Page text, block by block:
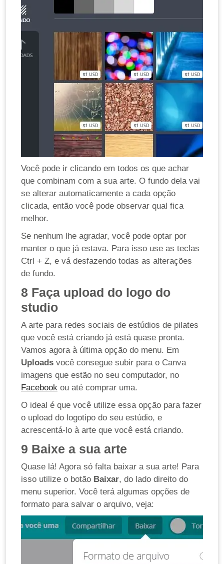
Você pode ir clicando em todos os que achar
que combinam com a sua arte. O fundo dela vai
se alterar automaticamente a cada opção
clicada, então você pode observar qual fica
melhor.
Se nenhum lhe agradar, você pode optar por
manter o que já estava. Para isso use as teclas
Ctrl + Z, e vá desfazendo todas as alterações
de fundo.
8 Faça upload do logo do
studio
A arte para redes sociais de estúdios de pilates
que você está criando já está quase pronta.
Vamos agora à última opção do menu. Em
Uploads você consegue subir para o Canva
imagens que estão no seu computador, no
Facebook ou até comprar uma.
O ideal é que você utilize essa opção para fazer
o upload do logotipo do seu estúdio, e
acrescentá-lo à arte que você está criando.
9 Baixe a sua arte
Quase lá! Agora só falta baixar a sua arte! Para
isso utilize o botão Baixar, do lado direito do
menu superior. Você terá algumas opções de
formato para salvar o arquivo, veja: